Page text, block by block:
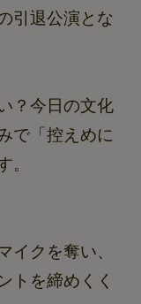
引退公演とな
？今日の文化
で「控えめに
。
イクを奪い、
トを締めくく